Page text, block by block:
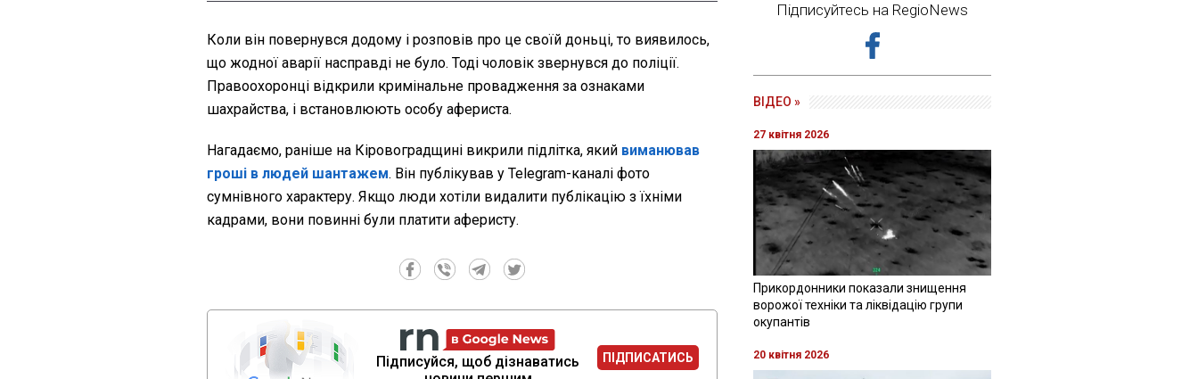
Коли він повернувся додому і розповів про це своїй доньці, то виявилось,
що жодної аварії насправді не було. Тоді чоловік звернувся до поліції.
Правоохоронці відкрили кримінальне провадження за ознаками
шахрайства, і встановлюють особу афериста.
Нагадаємо, раніше на Кіровоградщині викрили підлітка, який виманював
гроші в людей шантажем. Він публікував у Telegram-каналі фото
сумнівного характеру. Якщо люди хотіли видалити публікацію з їхніми
кадрами, вони повинні були платити аферисту.
Підписуйся, щоб дізнаватись
ПІДПИСАТИСЬ
Підписуйтесь на RegioNews
ВІДЕО »
27 квітня 2026
Прикордонники показали знищення
ворожої техніки та ліквідацію групи
окупантів
20 квітня 2026